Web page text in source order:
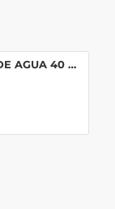
TAPA PARA TANQUE DE AGUA 40 CM.